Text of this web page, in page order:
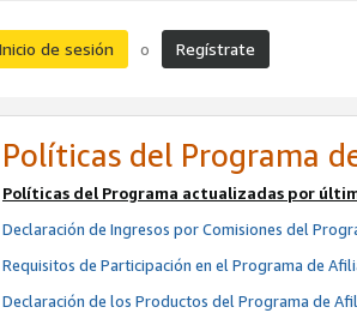
Inicio de sesión o Regístrate
Políticas del Programa
Políticas del Programa actualizadas por
Declaración de Ingresos por Comisiones del
Requisitos de Participación en el Programa de
Declaración de los Productos del Programa de